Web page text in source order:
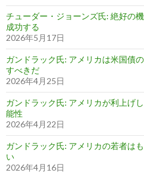
チューダー・ジョーンズ氏: 絶好の
成功する
2026年5月17日
ガンドラック氏: アメリカは米国債
すべきだ
2026年4月25日
ガンドラック氏: アメリカが利上げ
能性
2026年4月22日
ガンドラック氏: アメリカの若者は
い
2026年4月16日